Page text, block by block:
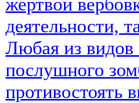
деятельности,
Любая из видов
послушного
противостоять